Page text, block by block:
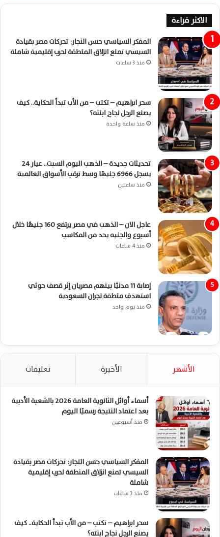
الاكثر قراءة
المفكر السياسي حسن النجار: تحركات مصر بقيادة
السيسي تمنع انزلاق المنطقة لحرب إقليمية شاملة
منذ 3 ساعات
سحر ابراهيم – تكتب – من الأب تبدأ الحكاية.. كيف
يصنع الرجل نجاح ابنته؟
منذ ساعة واحدة
تحديثات جديدة – الذهب اليوم السبت.. عيار 24
يسجل 6966 جنيهًا وسط ترقب الأسواق العالمية
منذ ساعتين
عاجل الان – الذهب في مصر يرتفع 160 جنيهًا خلال
أسبوع والجنيه يحد من المكاسب
منذ 4 ساعات
إصابة 11 مدنيًا بينهم مصريان إثر قصف حوثي
استهدف منطقة نجران السعودية
منذ يوم واحد
الأشهر الأخيرة تعليقات
أسماء أوائل الثانوية العامة 2026 بالشعبة الأدبية
بعد اعتماد النتيجة رسميًا اليوم
منذ أسبوعين
المفكر السياسي حسن النجار: تحركات مصر بقيادة
السيسي تمنع انزلاق المنطقة لحرب إقليمية
شاملة
منذ 3 ساعات
سحر ابراهيم – تكتب – من الأب تبدأ الحكاية.. كيف
يصنع الرجل نجاح ابنته؟